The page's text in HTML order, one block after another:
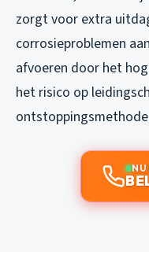
zorgt voor extra
corrosieproblemen
afvoeren door het
het risico op
NU